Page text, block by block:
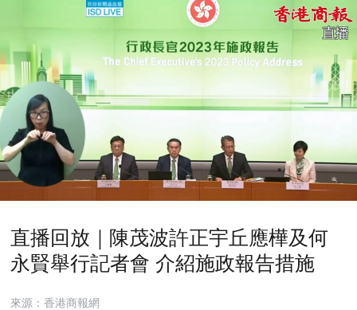
直播回放｜陳茂波許正宇丘應樺及何
永賢舉行記者會 介紹施政報告措施
來源：香港商報網